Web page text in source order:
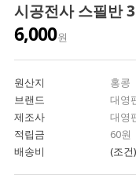
시공전사 스필반
6,000원
원산지
홍콩
브랜드
대영
제조사
대영
적립금
60원
배송비
(조건)